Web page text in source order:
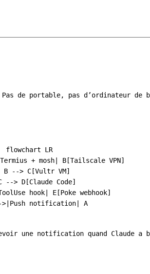
de portable, pas d’ordinateur de
flowchart LR
+ mosh| B[Tailscale VPN]
B --> C[Vultr VM]
--> D[Claude Code]
hook| E[Poke webhook]
une notification quand Claude a